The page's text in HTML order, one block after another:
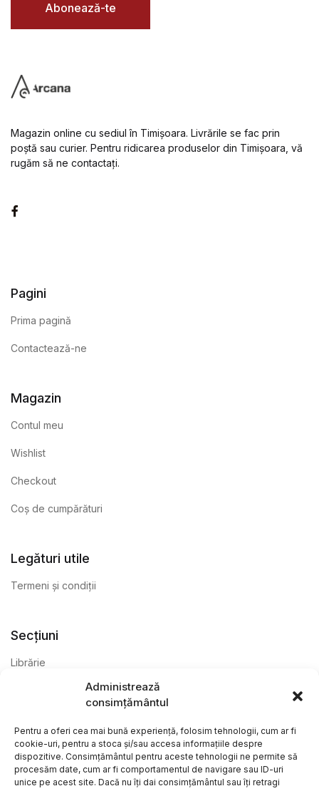
Administrează
consimțământul
Pentru a oferi cea mai bună experiență, folosim tehnologii, cum ar fi
cookie-uri, pentru a stoca și/sau accesa informațiile despre
dispozitive. Consimțământul pentru aceste tehnologii ne permite să
procesăm date, cum ar fi comportamentul de navigare sau ID-uri
unice pe acest site. Dacă nu îți dai consimțământul sau îți retragi
Abonează-te
Magazin online cu sediul în Timișoara. Livrările se fac prin
poștă sau curier. Pentru ridicarea produselor din Timișoara, vă
rugăm să ne contactați.
Pagini
Prima pagină
Contactează-ne
Magazin
Contul meu
Wishlist
Checkout
Coș de cumpărături
Legături utile
Termeni și condiții
Secțiuni
Librărie